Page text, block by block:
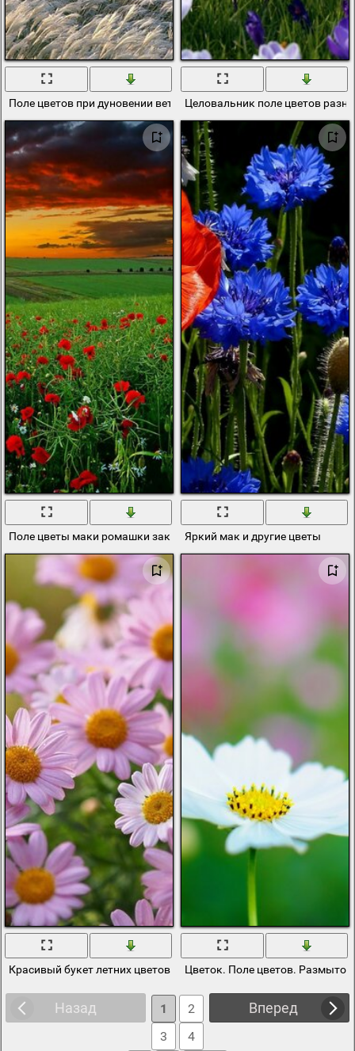
Поле цветов при дуновении ветраЦеловальник поле цветов
Поле цветы маки ромашки закат облакаЯркий мак и другие цветы
Красивый букет летних цветов Цветок. Поле цветов.
Назад Вперед
1
2
3
4